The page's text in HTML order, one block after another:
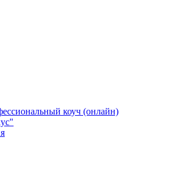
коуч (онлайн)